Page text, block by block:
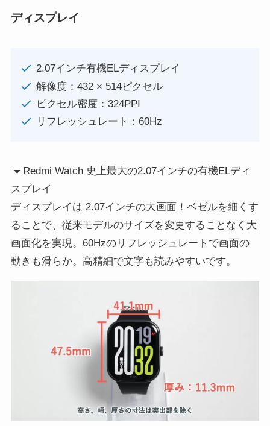
ディスプレイ
2.07インチ有機ELディスプレイ
解像度：432 × 514ピクセル
ピクセル密度：324PPI
リフレッシュレート：60Hz
Redmi Watch 史上最大の2.07インチの有機ELディ
スプレイ
ディスプレイは 2.07インチの大画面！ベゼルを細くす
ることで、従来モデルのサイズを変更することなく大
画面化を実現。60Hzのリフレッシュレートで画面の
動きも滑らか。高精細で文字も読みやすいです。